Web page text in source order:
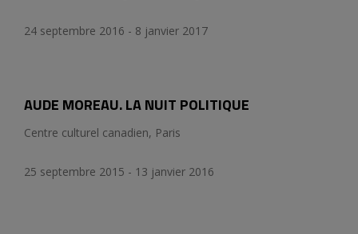
24 septembre 2016 - 8 janvier 2017
AUDE MOREAU. LA NUIT POLITIQUE
Centre culturel canadien, Paris
25 septembre 2015 - 13 janvier 2016